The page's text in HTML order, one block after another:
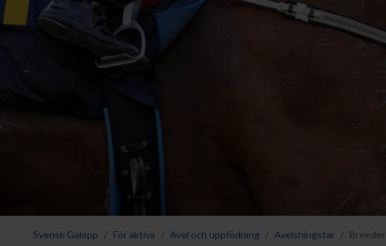
Svensk Galopp För aktiva Avel och uppfödning Avelshingstar